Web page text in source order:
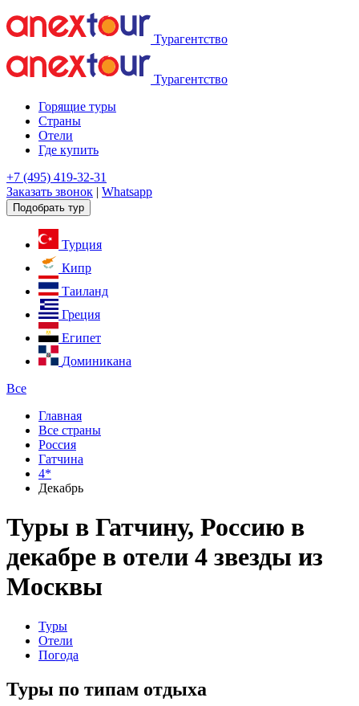
Турагентство
Турагентство
Горящие туры
Страны
Отели
Где купить
+7 (495) 419-32-31
Заказать звонок | Whatsapp
Подобрать тур
Турция
Кипр
Таиланд
Греция
Египет
Доминикана
Все
Главная
Все страны
Россия
Гатчина
4*
Декабрь
Туры в Гатчину, Россию в
декабре в отели 4 звезды из
Москвы
Туры
Отели
Погода
Туры по типам отдыха